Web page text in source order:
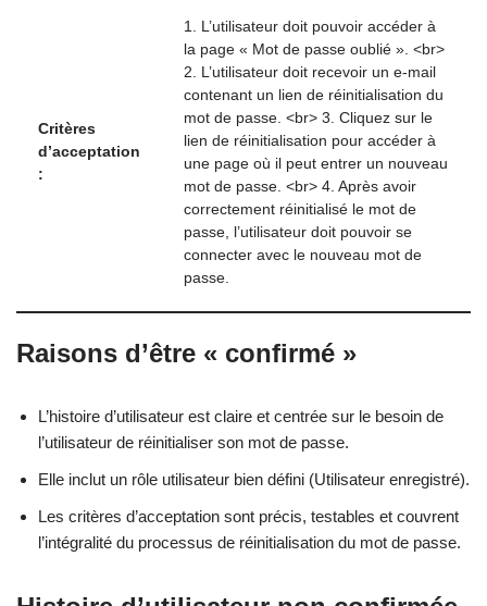
Critères
d’acceptation
:
1. L’utilisateur doit pouvoir accéder à
la page « Mot de passe oublié ». <br>
2. L’utilisateur doit recevoir un e-mail
contenant un lien de réinitialisation du
mot de passe. <br> 3. Cliquez sur le
lien de réinitialisation pour accéder à
une page où il peut entrer un nouveau
mot de passe. <br> 4. Après avoir
correctement réinitialisé le mot de
passe, l’utilisateur doit pouvoir se
connecter avec le nouveau mot de
passe.
Raisons d’être « confirmé »
L’histoire d’utilisateur est claire et centrée sur le besoin de
l’utilisateur de réinitialiser son mot de passe.
Elle inclut un rôle utilisateur bien défini (Utilisateur enregistré).
Les critères d’acceptation sont précis, testables et couvrent
l’intégralité du processus de réinitialisation du mot de passe.